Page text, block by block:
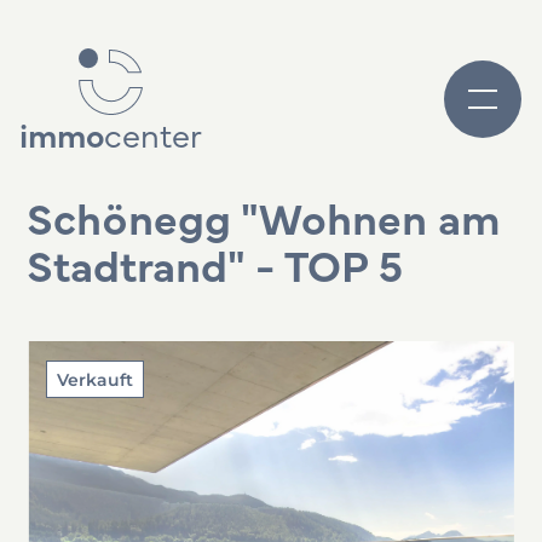
immocenter
Schönegg "Wohnen am
Stadtrand" - TOP 5
Verkauft